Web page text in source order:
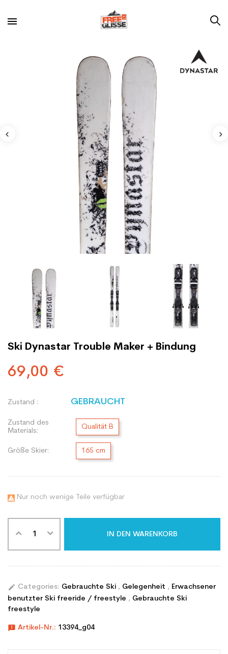
Ski Dynastar Trouble Maker + Bindung
69,00 €
Zustand : GEBRAUCHT
Zustand des
Materials:
Qualität B
Größe Skier: 165 cm
 Nur noch wenige Teile verfügbar
IN DEN WARENKORB
edit Categories: Gebrauchte Ski , Gelegenheit , Erwachsener
benutzter Ski freeride / freestyle , Gebrauchte Ski
freestyle
announcement Artikel-Nr.: 13394_g04